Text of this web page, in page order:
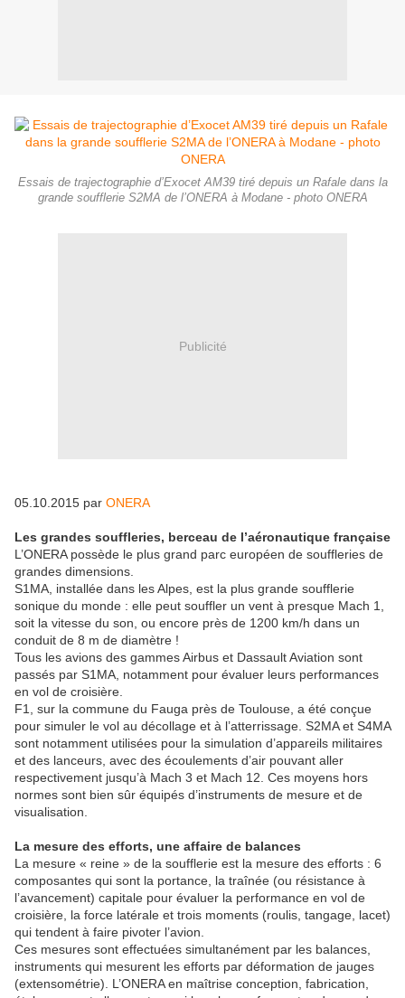
Essais de trajectographie d’Exocet AM39 tiré depuis un Rafale dans la
grande soufflerie S2MA de l’ONERA à Modane - photo ONERA
Publicité
05.10.2015 par ONERA
Les grandes souffleries, berceau de l’aéronautique française
L’ONERA possède le plus grand parc européen de souffleries de
grandes dimensions.
S1MA, installée dans les Alpes, est la plus grande soufflerie
sonique du monde : elle peut souffler un vent à presque Mach 1,
soit la vitesse du son, ou encore près de 1200 km/h dans un
conduit de 8 m de diamètre !
Tous les avions des gammes Airbus et Dassault Aviation sont
passés par S1MA, notamment pour évaluer leurs performances
en vol de croisière.
F1, sur la commune du Fauga près de Toulouse, a été conçue
pour simuler le vol au décollage et à l’atterrissage. S2MA et S4MA
sont notamment utilisées pour la simulation d’appareils militaires
et des lanceurs, avec des écoulements d’air pouvant aller
respectivement jusqu’à Mach 3 et Mach 12. Ces moyens hors
normes sont bien sûr équipés d’instruments de mesure et de
visualisation.
La mesure des efforts, une affaire de balances
La mesure « reine » de la soufflerie est la mesure des efforts : 6
composantes qui sont la portance, la traînée (ou résistance à
l’avancement) capitale pour évaluer la performance en vol de
croisière, la force latérale et trois moments (roulis, tangage, lacet)
qui tendent à faire pivoter l’avion.
Ces mesures sont effectuées simultanément par les balances,
instruments qui mesurent les efforts par déformation de jauges
(extensométrie). L’ONERA en maîtrise conception, fabrication,